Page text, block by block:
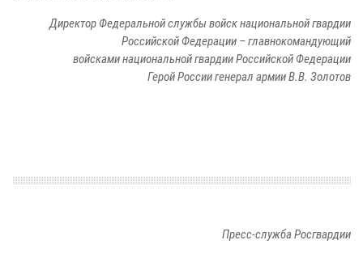
Директор Федеральной службы войск национальной гвардии
Российской Федерации – главнокомандующий
войсками национальной гвардии Российской Федерации
Герой России генерал армии В.В. Золотов
Пресс-служба Росгвардии